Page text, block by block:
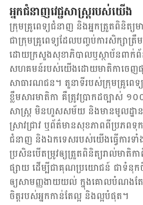
អ្នកជំនាញវេជ្ជសាស្ត្ររបស់យើង
ក្រុមគ្រូពេទ្យជំនាញ និង​អ្នក​ត្រួតពិនិត្យ​
ជា​ក្រុម​គ្រូពេទ្យ​ដែល​បញ្ចប់ការសិក្សាត្រឹ
ដោយ​ក្រសួងសុខាភិបាលឬស្ថាប័ន​ពាក់ព័ន្
សហគមន៍​របស់យើង​ដោយ​មាតិកា​ចេញផ្ស
សាធារណជន។ តួនាទីរបស់​ក្រុមគ្រូពេទ្
ខ្លឹមសារ​មាតិកា គឺ​ត្រូវ​ប្រាកដ​ច្បាស់ ១០
សាស្ត្រ មិនហួសសម័យ និង​មានមូលដ្ឋាន​ជ
ស្រាវជ្រាវ ឬ​ព័ត៌មាន​សុខភាព​ពី​ប្រភព​ទុក
ជំនាញ និង​ឯកទេស​របស់យើង​ធ្វើការ​ទ
ប្រសិន​បើ​តម្រូវ​ឲ្យ​ត្រួតពិនិត្យ​រាល់​មាតិក
ផ្សាយ ដើម្បី​ជា​គុណប្រយោជន៍ ជា​ទំនុក
ឲ្យសាមញ្ញ​ងាយយល់ ក្នុងគោលបំណង​ត
ចិត្ត​របស់​អ្នក​កាន់តែ​ល្អ និង​ល្អ​បំផុត។